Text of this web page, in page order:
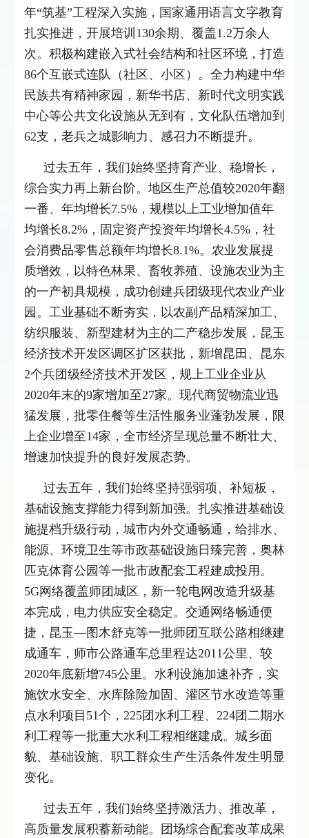
年“筑基”工程深入实施，国家通用语言文字教育
扎实推进，开展培训130余期、覆盖1.2万余人
次。积极构建嵌入式社会结构和社区环境，打造
86个互嵌式连队（社区、小区）。全力构建中华
民族共有精神家园，新华书店、新时代文明实践
中心等公共文化设施从无到有，文化队伍增加到
62支，老兵之城影响力、感召力不断提升。
过去五年，我们始终坚持育产业、稳增长，
综合实力再上新台阶。地区生产总值较2020年翻
一番、年均增长7.5%，规模以上工业增加值年
均增长8.2%，固定资产投资年均增长4.5%，社
会消费品零售总额年均增长8.1%。农业发展提
质增效，以特色林果、畜牧养殖、设施农业为主
的一产初具规模，成功创建兵团级现代农业产业
园。工业基础不断夯实，以农副产品精深加工、
纺织服装、新型建材为主的二产稳步发展，昆玉
经济技术开发区调区扩区获批，新增昆田、昆东
2个兵团级经济技术开发区，规上工业企业从
2020年末的9家增加至27家。现代商贸物流业迅
猛发展，批零住餐等生活性服务业蓬勃发展，限
上企业增至14家，全市经济呈现总量不断壮大、
增速加快提升的良好发展态势。
过去五年，我们始终坚持强弱项、补短板，
基础设施支撑能力得到新加强。扎实推进基础设
施提档升级行动，城市内外交通畅通，给排水、
能源、环境卫生等市政基础设施日臻完善，奥林
匹克体育公园等一批市政配套工程建成投用。
5G网络覆盖师团城区，新一轮电网改造升级基
本完成，电力供应安全稳定。交通网络畅通便
捷，昆玉—图木舒克等一批师团互联公路相继建
成通车，师市公路通车总里程达2011公里、较
2020年底新增745公里。水利设施加速补齐，实
施饮水安全、水库除险加固、灌区节水改造等重
点水利项目51个，225团水利工程、224团二期水
利工程等一批重大水利工程相继建成。城乡面
貌、基础设施、职工群众生产生活条件发生明显
变化。
过去五年，我们始终坚持激活力、推改革，
高质量发展积蓄新动能。团场综合配套改革成果